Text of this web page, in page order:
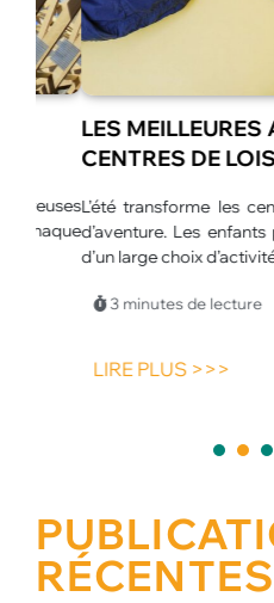
LES MEILLEURES
CENTRES DE LOISIRS
L’été transforme les
d’aventure. Les enfants
d’un large choix d’activités.…
3 minutes de lecture
LIRE PLUS >>>
RÉCENTES